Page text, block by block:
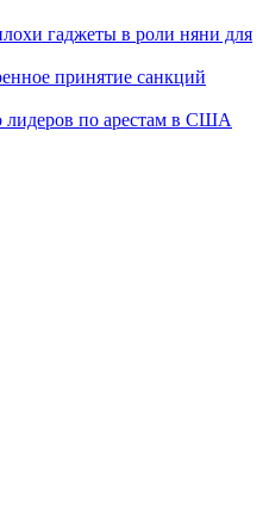
гаджеты в роли няни для
принятие санкций
по арестам в США